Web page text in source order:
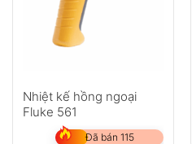
Nhiệt kế hồng ngoại
Fluke 561
Đã bán 115